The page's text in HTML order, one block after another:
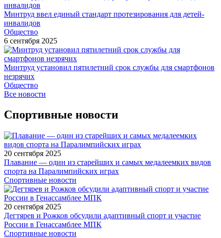
Минтруд ввел единый стандарт протезирования для детей-
инвалидов
Общество
6 сентября 2025
Минтруд установил пятилетний срок службы для смартфонов
незрячих
Общество
Все новости
Спортивные новости
20 сентября 2025
Плавание — один из старейших и самых медалеемких видов
спорта на Паралимпийских играх
Спортивные новости
20 сентября 2025
Дегтярев и Рожков обсудили адаптивный спорт и участие
России в Генассамблее МПК
Спортивные новости